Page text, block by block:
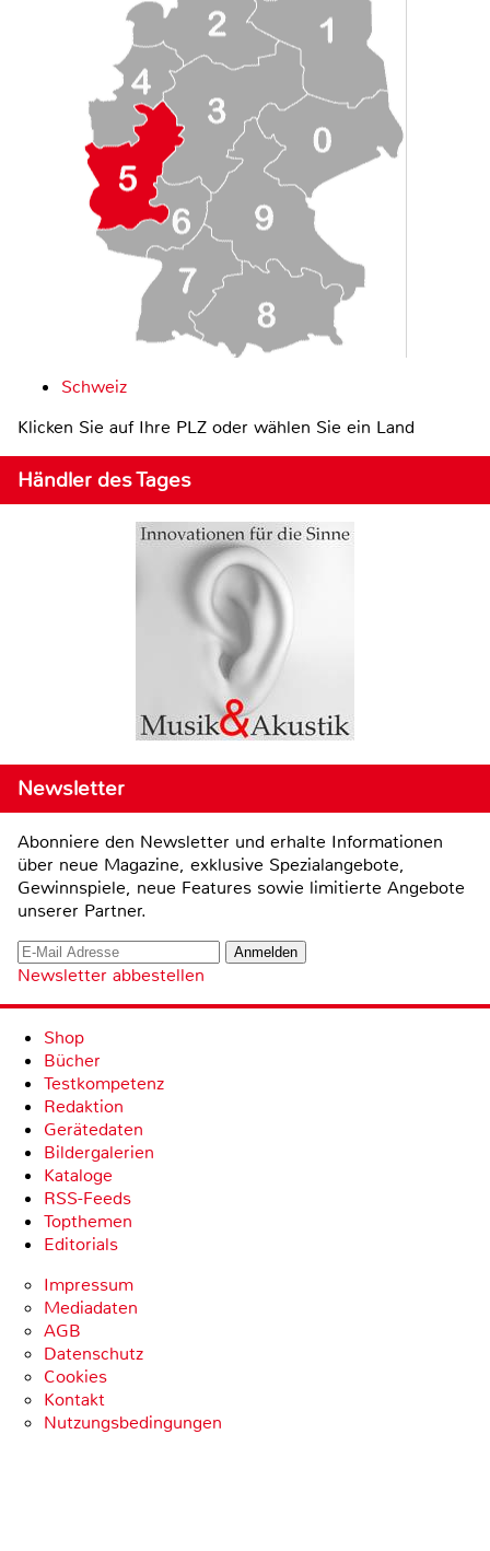
Schweiz
Klicken Sie auf Ihre PLZ oder wählen Sie ein Land
Händler des Tages
Newsletter
Abonniere den Newsletter und erhalte Informationen
über neue Magazine, exklusive Spezialangebote,
Gewinnspiele, neue Features sowie limitierte Angebote
unserer Partner.
Newsletter abbestellen
Shop
Bücher
Testkompetenz
Redaktion
Gerätedaten
Bildergalerien
Kataloge
RSS-Feeds
Topthemen
Editorials
Impressum
Mediadaten
AGB
Datenschutz
Cookies
Kontakt
Nutzungsbedingungen